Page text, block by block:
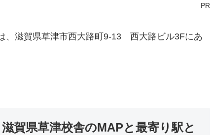
PR
、滋賀県草津市西大路町9-13 西大路ビル3Fにあ
賀県草津校舎のMAPと最寄り駅と